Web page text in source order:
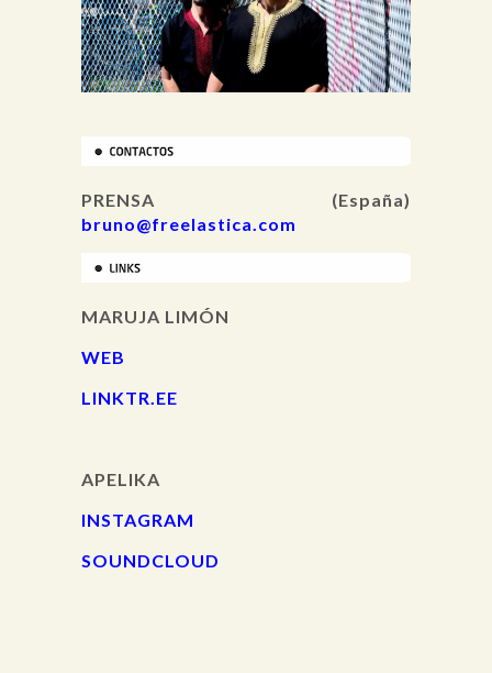
PRENSA (España)
bruno@freelastica.com
MARUJA LIMÓN
WEB
LINKTR.EE
APELIKA
INSTAGRAM
SOUNDCLOUD